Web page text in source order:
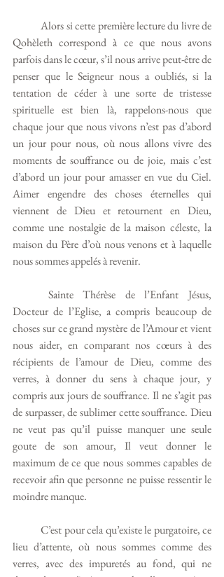
	Alors si cette première lecture du livre de
Qohèleth correspond à ce que nous avons
parfois dans le cœur, s’il nous arrive peut-être de
penser que le Seigneur nous a oubliés, si la
tentation de céder à une sorte de tristesse
spirituelle est bien là, rappelons-nous que
chaque jour que nous vivons n’est pas d’abord
un jour pour nous, où nous allons vivre des
moments de souffrance ou de joie, mais c’est
d’abord un jour pour amasser en vue du Ciel.
Aimer engendre des choses éternelles qui
viennent de Dieu et retournent en Dieu,
comme une nostalgie de la maison céleste, la
maison du Père d’où nous venons et à laquelle
nous sommes appelés à revenir.
Docteur de l’Eglise, a compris beaucoup de
choses sur ce grand mystère de l’Amour et vient
nous aider, en comparant nos cœurs à des
récipients de l’amour de Dieu, comme des
verres, à donner du sens à chaque jour, y
compris aux jours de souffrance. Il ne s’agit pas
de surpasser, de sublimer cette souffrance. Dieu
ne veut pas qu’il puisse manquer une seule
goute de son amour, Il veut donner le
maximum de ce que nous sommes capables de
recevoir afin que personne ne puisse ressentir le
moindre manque.
	C’est pour cela qu’existe le purgatoire, ce
lieu d’attente, où nous sommes comme des
verres, avec des impuretés au fond, qui ne